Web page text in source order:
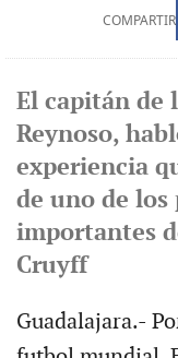
COMPARTIR
El capitán de
Reynoso,
experiencia
de uno de los
importantes
Cruyff
Guadalajara.-